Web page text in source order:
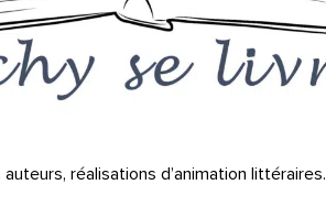
réalisations d’animation littéraires.